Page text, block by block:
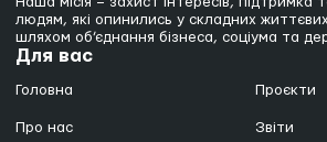
людям, які опинились у складних
шляхом об’єднання бізнеса, соціума та
Для вас
Головна
Про нас
Проєкти
Звіти